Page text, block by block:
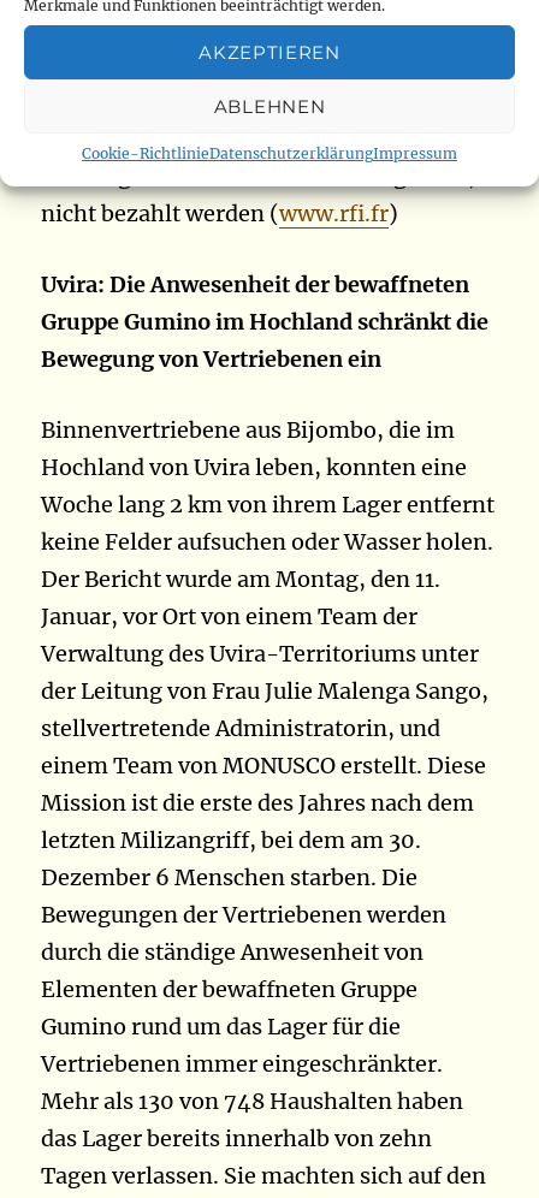
Merkmale und Funktionen beeinträchtigt werden.
AKZEPTIEREN
ABLEHNEN
Cookie-RichtlinieDatenschutzerklärungImpressum
Notenpresse zu vermeiden, könnte dies
dazu führen, dass am Ende des Monats
andere einschränkende Ausgaben, wie die
Betriebshaushalte der öffentlichen Dienste
nicht bezahlt werden (www.rfi.fr)
Uvira: Die Anwesenheit der bewaffneten
Gruppe Gumino im Hochland schränkt die
Bewegung von Vertriebenen ein
Binnenvertriebene aus Bijombo, die im
Hochland von Uvira leben, konnten eine
Woche lang 2 km von ihrem Lager entfernt
keine Felder aufsuchen oder Wasser holen.
Der Bericht wurde am Montag, den 11.
Januar, vor Ort von einem Team der
Verwaltung des Uvira-Territoriums unter
der Leitung von Frau Julie Malenga Sango,
stellvertretende Administratorin, und
einem Team von MONUSCO erstellt. Diese
Mission ist die erste des Jahres nach dem
letzten Milizangriff, bei dem am 30.
Dezember 6 Menschen starben. Die
Bewegungen der Vertriebenen werden
durch die ständige Anwesenheit von
Elementen der bewaffneten Gruppe
Gumino rund um das Lager für die
Vertriebenen immer eingeschränkter.
Mehr als 130 von 748 Haushalten haben
das Lager bereits innerhalb von zehn
Tagen verlassen. Sie machten sich auf den